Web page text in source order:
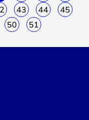
43 44
45
50 51